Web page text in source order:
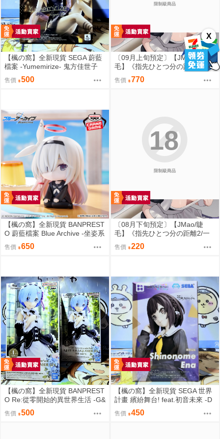
X
【楓の窩】全新現貨 SEGA 蔚藍
檔案 -Yumemirize- 鬼方佳世子
【日版】
售價 500
限制級商品
〔09月上旬預定〕【JMao/睫
毛】《指先ひとつ分の距離2/一
個指尖的距離2》多規格套組&單
品⬢黑市兔－睫毛貓舍 (parody:
售價 770
【楓の窩】全新現貨 BANPREST
O 蔚藍檔案 Blue Archive -坐姿系
列- 星奈【日版】
售價 650
限制級商品
18
〔08月下旬預定〕【JMao/睫
毛】《指先ひとつ分の距離2/一
個指尖的距離2》B5/26P黑白內
頁/繁體中文/無修正⬢黑市兔－睫
カ 鬼方カヨコ 鬼方佳世子) FF47
售價 220
【楓の窩】全新現貨 BANPREST
O Re:從零開始的異世界生活 -G&
G- 雷姆 女僕ver.【日版】
售價 500
【楓の窩】全新現貨 SEGA 世界
計畫 繽紛舞台! feat.初音未來 -D
×D- 東雲繪名【日版】
售價 450